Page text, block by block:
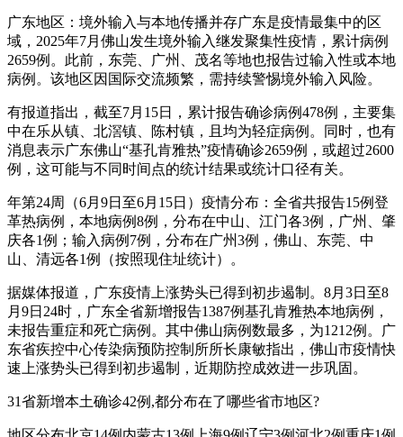
广东地区：境外输入与本地传播并存广东是疫情最集中的区
域，2025年7月佛山发生境外输入继发聚集性疫情，累计病例
2659例。此前，东莞、广州、茂名等地也报告过输入性或本地
病例。该地区因国际交流频繁，需持续警惕境外输入风险。
有报道指出，截至7月15日，累计报告确诊病例478例，主要集
中在乐从镇、北滘镇、陈村镇，且均为轻症病例。同时，也有
消息表示广东佛山“基孔肯雅热”疫情确诊2659例，或超过2600
例，这可能与不同时间点的统计结果或统计口径有关。
年第24周（6月9日至6月15日）疫情分布：全省共报告15例登
革热病例，本地病例8例，分布在中山、江门各3例，广州、肇
庆各1例；输入病例7例，分布在广州3例，佛山、东莞、中
山、清远各1例（按照现住址统计）。
据媒体报道，广东疫情上涨势头已得到初步遏制。8月3日至8
月9日24时，广东全省新增报告1387例基孔肯雅热本地病例，
未报告重症和死亡病例。其中佛山病例数最多，为1212例。广
东省疾控中心传染病预防控制所所长康敏指出，佛山市疫情快
速上涨势头已得到初步遏制，近期防控成效进一步巩固。
31省新增本土确诊42例,都分布在了哪些省市地区?